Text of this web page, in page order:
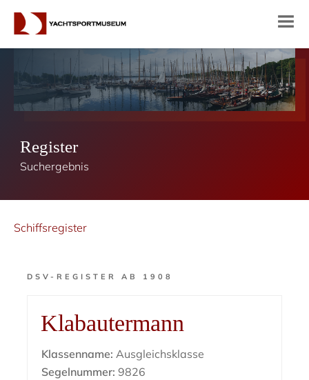
Register
Suchergebnis
Schiffsregister
DSV-REGISTER AB 1908
Klabautermann
Klassenname: Ausgleichsklasse
Segelnummer: 9826